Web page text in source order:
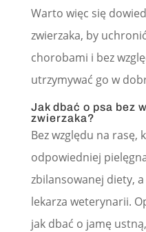
Warto więc się
zwierzaka, by
chorobami i bez
utrzymywać go w
Jak dbać o psa bez
zwierzaka?
Bez względu na rasę,
odpowiedniej
zbilansowanej diety,
lekarza weterynarii.
jak dbać o jamę